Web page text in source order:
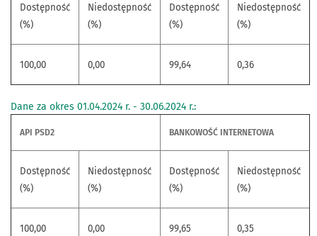
Dostępność
(%)
Niedostępność
(%)
Dostępność
(%)
Niedostępność
(%)
100,00 0,00 99,64 0,36
Dane za okres 01.04.2024 r. - 30.06.2024 r.:
API PSD2 BANKOWOŚĆ INTERNETOWA
Dostępność
(%)
Niedostępność
(%)
Dostępność
(%)
Niedostępność
(%)
100,00 0,00 99,65 0,35